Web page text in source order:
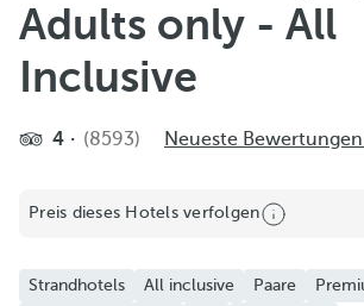
Adults only - All
Inclusive
4 (8593) Neueste
Preis dieses Hotels verfolgen
Strandhotels All inclusive Paare